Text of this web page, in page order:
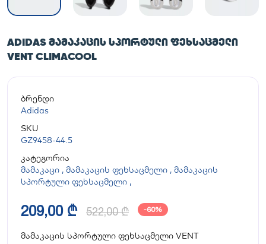
ADIDAS ᲛᲐᲛᲐᲙᲐᲪᲘᲡ ᲡᲞᲝᲠᲢᲣᲚᲘ ᲤᲔᲮᲡᲐᲪᲛᲔᲚᲘ
VENT CLIMACOOL
ბრენდი
Adidas
SKU
GZ9458-44.5
კატეგორია
მამაკაცი , მამაკაცის ფეხსაცმელი , მამაკაცის
სპორტული ფეხსაცმელი ,
209,00 ₾ 522,00 ₾ -60%
მამაკაცის სპორტული ფეხსაცმელი VENT